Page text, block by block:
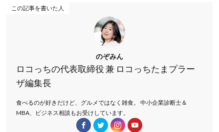
この記事を書いた人
のぞみん
ロコっちの代表取締役 兼 ロコっちたまプラー
ザ編集長
食べるのが好きだけど、グルメではなく雑食。 中小企業診断士＆
MBA、ビジネス相談もお受けしています。